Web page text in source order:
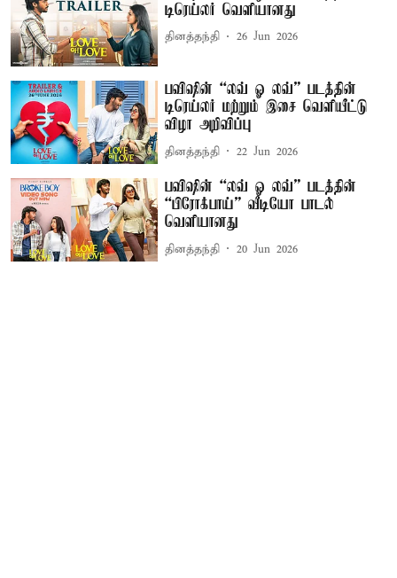
டிரெய்லர் வெளியானது
தினத்தந்தி 26 Jun 2026
பவிஷின் “லவ் ஓ லவ்” படத்தின்
டிரெய்லர் மற்றும் இசை வெளியீட்டு
விழா அறிவிப்பு
தினத்தந்தி 22 Jun 2026
பவிஷின் “லவ் ஓ லவ்” படத்தின்
“பிரோக்பாய்” வீடியோ பாடல்
வெளியானது
தினத்தந்தி 20 Jun 2026